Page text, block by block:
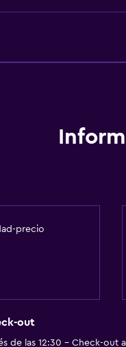
precio
out
de las 12:30 - Check-out